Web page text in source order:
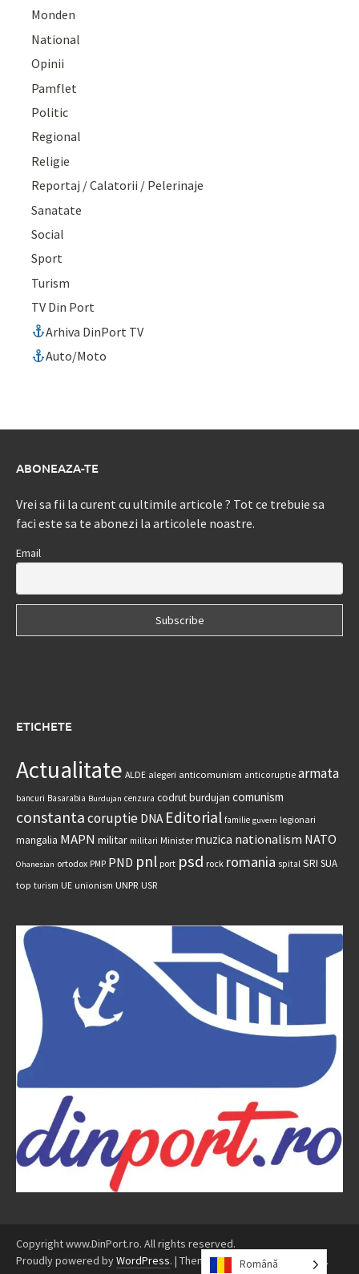
Monden
National
Opinii
Pamflet
Politic
Regional
Religie
Reportaj / Calatorii / Pelerinaje
Sanatate
Social
Sport
Turism
TV Din Port
Arhiva DinPort TV
Auto/Moto
ABONEAZA-TE
Vrei sa fii la curent cu ultimile articole ? Tot ce trebuie sa
faci este sa te abonezi la articolele noastre.
Email
ETICHETE
Actualitate ALDE alegeri anticomunism anticoruptie armata
bancuri Basarabia Burdujan cenzura codrut burdujan comunism
constantacoruptie DNA Editorial familie guvern legionari
mangalia MAPN militar militari Minister muzica nationalism NATO
Ohanesian ortodox PMP PND pnl port psd rock romania spital SRI SUA
top turism UE unionism UNPR USR
Copyright www.DinPort.ro. All rights reserved.
Proudly powered byWordPress. | Theme: Awaken byThemezHut .
Română